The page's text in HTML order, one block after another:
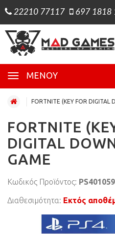
22210 77117 697 1818
ΜΕΝΟΎ
FORTNITE (KEY FOR DIGITAL
FORTNITE
DIGITAL
GAME
Κωδικός Προϊόντος: PS401059
Διαθεσιμότητα: Εκτός